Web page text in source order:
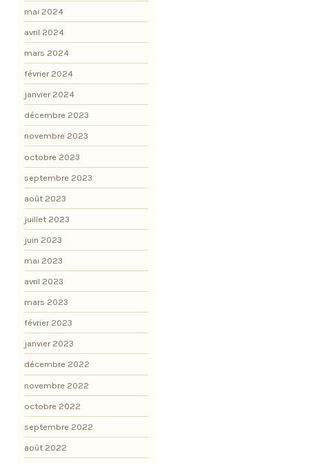
mai 2024
avril 2024
mars 2024
février 2024
janvier 2024
décembre 2023
novembre 2023
octobre 2023
septembre 2023
août 2023
juillet 2023
juin 2023
mai 2023
avril 2023
mars 2023
février 2023
janvier 2023
décembre 2022
novembre 2022
octobre 2022
septembre 2022
août 2022